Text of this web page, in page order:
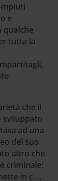
e
qualche
tutta la
che il
sviluppato
ad una
del suo
altro che
criminale:
in c…,